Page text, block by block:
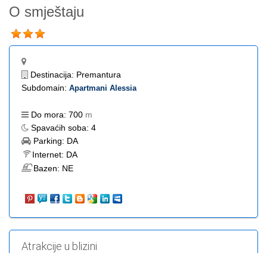
O smještaju
Destinacija: Premantura
Subdomain: Apartmani Alessia
Do mora: 700 m
Spavaćih soba: 4
Parking: DA
Internet: DA
Bazen: NE
Atrakcije u blizini